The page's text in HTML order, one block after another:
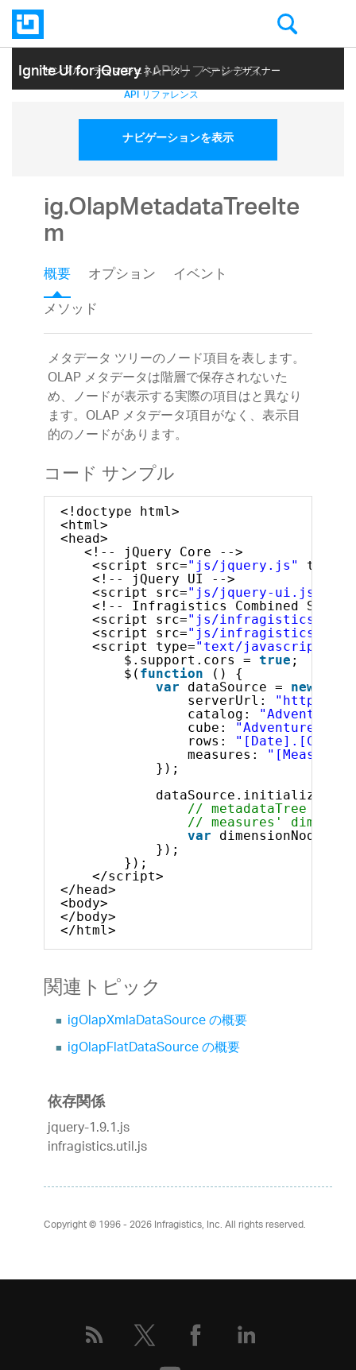
Ignite UI for jQuery| API リファレンス
サンプル テーマ ジェネレーター ページ デザイナー
ヘルプ トピック API リファレンス
ナビゲーションを表示
ig.OlapMetadataTreeIte
m
概要 オプション
イベント
メソッド
メタデータ ツリーのノード項目を表します。
OLAP メタデータは階層で保存されないた
め、ノードが表示する実際の項目はと異なり
ます。OLAP メタデータ項目がなく、表示目
的のノードがあります。
コード サンプル
<!doctype html>
<html>
<head>
<!-- jQuery Core -->
<script src="js/jquery.js" type=
<!-- jQuery UI -->
<script src="js/jquery-ui.js"
<!-- Infragistics Combined
<script src="js/
<script src="js/
<script type="text/javascript"
$.support.cors = true
$( function
() {
var
dataSource = new
serverUrl:
"http://
catalog:
"Adventure
cube:
"Adventure
rows:
measures:
});
// metadataTree
// measures'
var
dimensionNodes
});
});
</script>
</head>
<body>
</body>
</html>
関連トピック
igOlapXmlaDataSource の概要
igOlapFlatDataSource の概要
依存関係
jquery-1.9.1.js
infragistics.util.js
Copyright © 1996 - 2026Infragistics, Inc. All rights reserved.